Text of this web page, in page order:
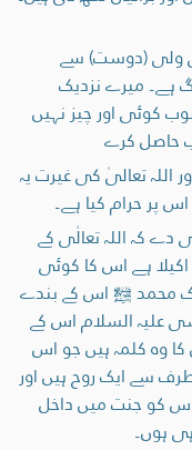
(دوست) سے
ہے۔ میرے نزدیک
کوئی اور چیز نہیں
حاصل کرے
اللہ تعالیٰ کی غیرت یہ
پر حرام کیا ہے۔
کہ اللہ تعالٰی کے
ہے اس کا کوئی
محمد ﷺ اس کے بندے
علیہ السلام اس کے
وہ کلمہ ہیں جو اس
سے ایک روح ہیں اور
اس کو جنت میں داخل
ہوں۔